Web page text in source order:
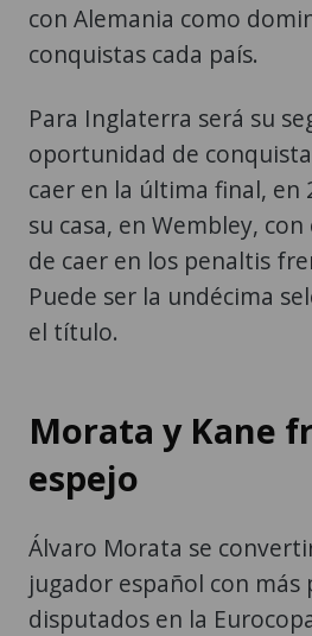
con Alemania como
conquistas cada país.
Para Inglaterra será su
oportunidad de
caer en la última final, en
su casa, en Wembley,
de caer en los penaltis
Puede ser la undécima
el título.
Morata y Kane
espejo
Álvaro Morata se
jugador español con más
disputados en la